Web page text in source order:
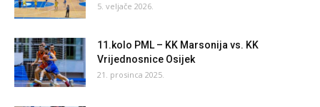
5. veljače 2026.
11.kolo PML – KK Marsonija vs. KK
Vrijednosnice Osijek
21. prosinca 2025.